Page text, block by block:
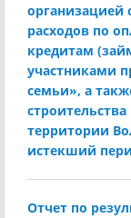
организацией
расходов по
кредитам
участниками
семьи», а
территории
истекший
Отчет по